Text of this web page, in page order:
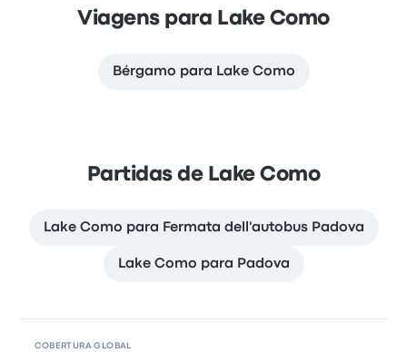
Viagens para Lake Como
Bérgamo para Lake Como
Partidas de Lake Como
Lake Como para Fermata dell'autobus Padova
Lake Como para Padova
COBERTURA GLOBAL